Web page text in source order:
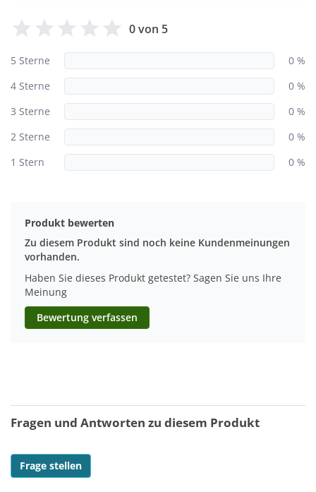
0 von 5
5 Sterne
0 %
4 Sterne
0 %
3 Sterne
0 %
2 Sterne
0 %
1 Stern
0 %
Produkt bewerten
Zu diesem Produkt sind noch keine Kundenmeinungen
vorhanden.
Haben Sie dieses Produkt getestet? Sagen Sie uns Ihre
Meinung
Bewertung verfassen
Fragen und Antworten zu diesem Produkt
Frage stellen